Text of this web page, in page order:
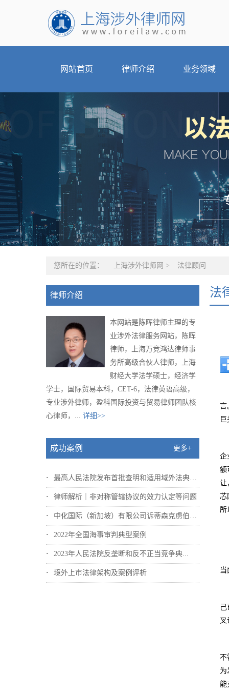
网站首页 律师介绍 业务领域
您所在的位置： 上海涉外律师网 > 法律顾问
律师介绍
本网站是陈晖律师主理的专
业涉外法律服务网站，陈晖
律师，上海万竞鸿达律师事
务所高级合伙人律师，上海
财经大学法学硕士，经济学
学士，国际贸易本科，CET-6，法律英语高级，
专业涉外律师，盈科国际投资与贸易律师团队核
心律师，... 详细>>
成功案例 更多+
最高人民法院发布首批查明和适用域外法典型...
律师解析｜非对称管辖协议的效力认定等问题
中化国际（新加坡）有限公司诉蒂森克虏伯冶...
2022年全国海事审判典型案例
2023年人民法院反垄断和反不正当竞争典...
境外上市法律架构及案例评析
法
言
企
额
让
芯
所
当
叉
不
为
能